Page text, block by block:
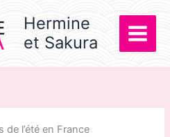
Hermine
et Sakura
de l’été en France